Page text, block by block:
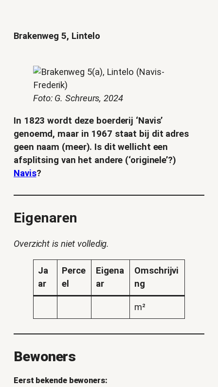
Brakenweg 5, Lintelo
Foto: G. Schreurs, 2024
In 1823 wordt deze boerderij ‘Navis’
genoemd, maar in 1967 staat bij dit adres
geen naam (meer). Is dit wellicht een
afsplitsing van het andere (‘originele’?)
Navis?
Eigenaren
Overzicht is niet volledig.
Ja
ar
Perce
el
Eigena
ar
Omschrijvi
ng
m²
Bewoners
Eerst bekende bewoners: